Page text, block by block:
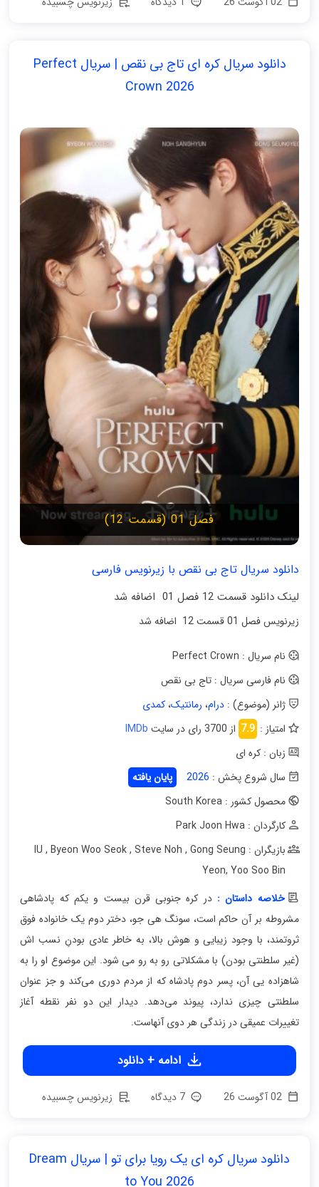
دانلود سریال کره ای تاج بی‌ نقص | سریال Perfect
Crown 2026
فصل 01 (قسمت 12)
دانلود سریال تاج بی‌ نقص با زیرنویس فارسی
لینک دانلود قسمت 12 فصل 01 اضافه شد
زیرنویس فصل 01 قسمت 12 اضافه شد
نام سریال : Perfect Crown
نام فارسی سریال : تاج بی‌ نقص
ژانر (موضوع) :درام، رمانتیک،کمدی
امتیاز : 7.9 از 3700 رای در سایت
IMDb
زبان : کره ای
سال شروع پخش : 2026
پایان یافته
محصول کشور : South Korea
کارگردان : Park Joon Hwa
بازیگران : IU
, Byeon Woo Seok, Steve Noh , Gong Seung
Yeon, Yoo Soo Bin
خلاصه داستان :در کره جنوبی قرن بیست و یکم که پادشاهی
مشروطه بر آن حاکم است، سونگ هی جو، دختر دوم یک خانواده فوق‌
ثروتمند، با وجود زیبایی و هوش بالا، به خاطر عادی بودنِ نسب‌ اش
(غیر سلطنتی بودن) با مشکلاتی رو به‌ رو می‌ شود. این موضوع او را به
شاهزاده یی آن، پسر دوم پادشاه که از مردم دوری می‌کند و جز عنوان
سلطنتی چیزی ندارد، پیوند می‌دهد. دیدار این دو نفر نقطه آغاز
تغییرات عمیقی در زندگی هر دوی آنهاست.
ادامه + دانلود
02 آگوست 26 7 دیدگاه زیرنویس چسبیده
دانلود سریال کره ای یک رویا برای تو | سریال Dream
to You 2026